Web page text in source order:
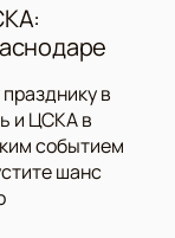
в
и ЦСКА в
событием
шанс